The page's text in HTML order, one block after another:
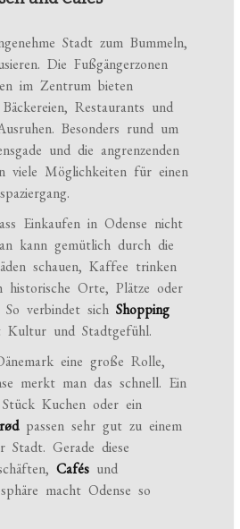
Stadt zum Bummeln,
Die Fußgängerzonen
im Zentrum bieten
Restaurants und
Besonders rund um
und die angrenzenden
viele Möglichkeiten für einen
Einkaufen in Odense nicht
kann gemütlich durch die
schauen, Kaffee trinken
historische Orte, Plätze oder
So verbindet sichShopping
Kultur und Stadtgefühl.
eine große Rolle,
merkt man das schnell. Ein
Kuchen oder ein
passen sehr gut zu einem
Stadt. Gerade diese
Cafés und
macht Odense so